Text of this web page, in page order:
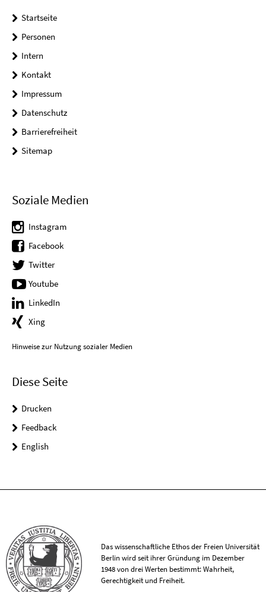
Startseite
Personen
Intern
Kontakt
Impressum
Datenschutz
Barrierefreiheit
Sitemap
Soziale Medien
Instagram
Facebook
Twitter
Youtube
LinkedIn
Xing
Hinweise zur Nutzung sozialer Medien
Diese Seite
Drucken
Feedback
English
Das wissenschaftliche Ethos der Freien Universität
Berlin wird seit ihrer Gründung im Dezember
1948 von drei Werten bestimmt: Wahrheit,
Gerechtigkeit und Freiheit.